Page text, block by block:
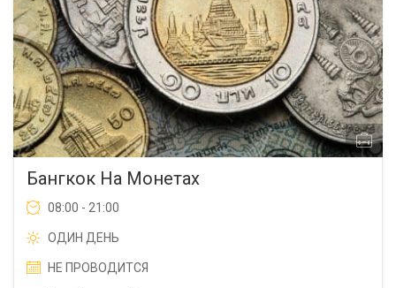
Бангкок На Монетах
08:00 - 21:00
ОДИН ДЕНЬ
НЕ ПРОВОДИТСЯ